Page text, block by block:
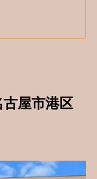
屋市港区